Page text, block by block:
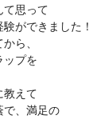
思って
ができました！
ら、
ップを
教えて
で、満足の